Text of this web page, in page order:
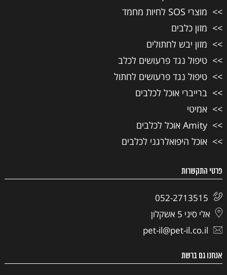
מוצרי SOS לחיות מחמד
מזון כלבים
מזון יבש לחתולים
טיפול נגד פרעושים לכלב
טיפול נגד פרעושים לחתול
ברייברי אוכל לכלבים
אמיטי
Amity אוכל לכלבים
אוכל היפואלרגני לכלבים
פרטי התקשרות
052-2713515
אלי סיני 5 אשקלון
pet-il@pet-il.co.il
אנחנו גם ברשת